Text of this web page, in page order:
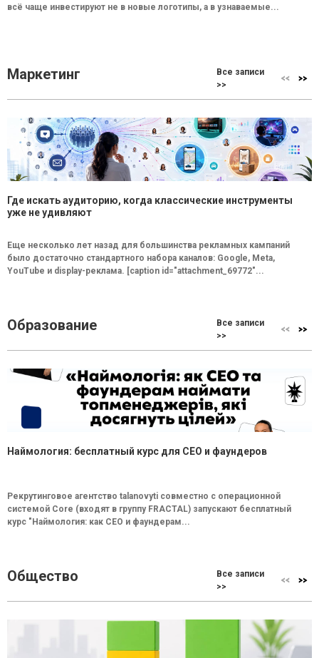
всё чаще инвестируют не в новые логотипы, а в узнаваемые...
Маркетинг
Все записи
>>
Где искать аудиторию, когда классические инструменты
уже не удивляют
Еще несколько лет назад для большинства рекламных кампаний
было достаточно стандартного набора каналов: Google, Meta,
YouTube и display-реклама. [caption id="attachment_69772"...
Образование
Все записи
>>
Наймология: бесплатный курс для CEO и фаундеров
Рекрутинговое агентство talanovyti совместно с операционной
системой Core (входят в группу FRACTAL) запускают бесплатный
курс "Наймология: как СEO и фаундерам...
Общество
Все записи
>>